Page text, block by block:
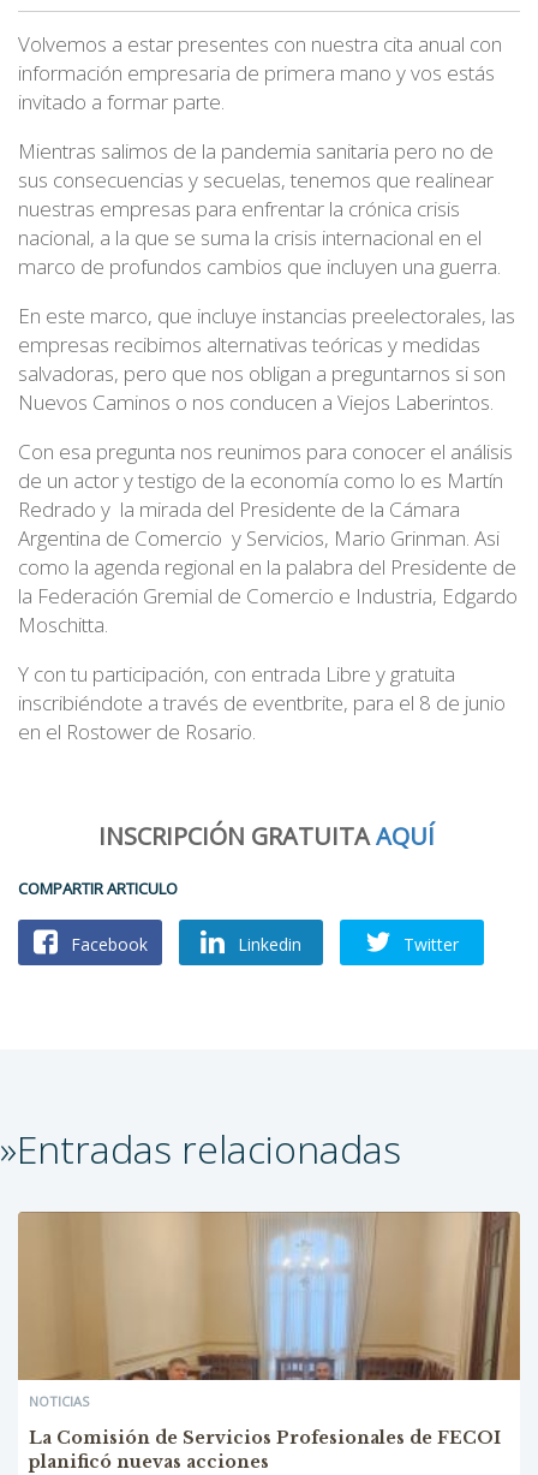
Volvemos a estar presentes con nuestra cita anual con
información empresaria de primera mano y vos estás
invitado a formar parte.
Mientras salimos de la pandemia sanitaria pero no de
sus consecuencias y secuelas, tenemos que realinear
nuestras empresas para enfrentar la crónica crisis
nacional, a la que se suma la crisis internacional en el
marco de profundos cambios que incluyen una guerra.
En este marco, que incluye instancias preelectorales, las
empresas recibimos alternativas teóricas y medidas
salvadoras, pero que nos obligan a preguntarnos si son
Nuevos Caminos o nos conducen a Viejos Laberintos.
Con esa pregunta nos reunimos para conocer el análisis
de un actor y testigo de la economía como lo es Martín
Redrado y la mirada del Presidente de la Cámara
Argentina de Comercio y Servicios, Mario Grinman. Asi
como la agenda regional en la palabra del Presidente de
la Federación Gremial de Comercio e Industria, Edgardo
Moschitta.
Y con tu participación, con entrada Libre y gratuita
inscribiéndote a través de eventbrite, para el 8 de junio
en el Rostower de Rosario.
INSCRIPCIÓN GRATUITAAQUÍ
COMPARTIR ARTICULO
Facebook Linkedin Twitter
»Entradas relacionadas
NOTICIAS
La Comisión de Servicios Profesionales de FECOI
planificó nuevas acciones